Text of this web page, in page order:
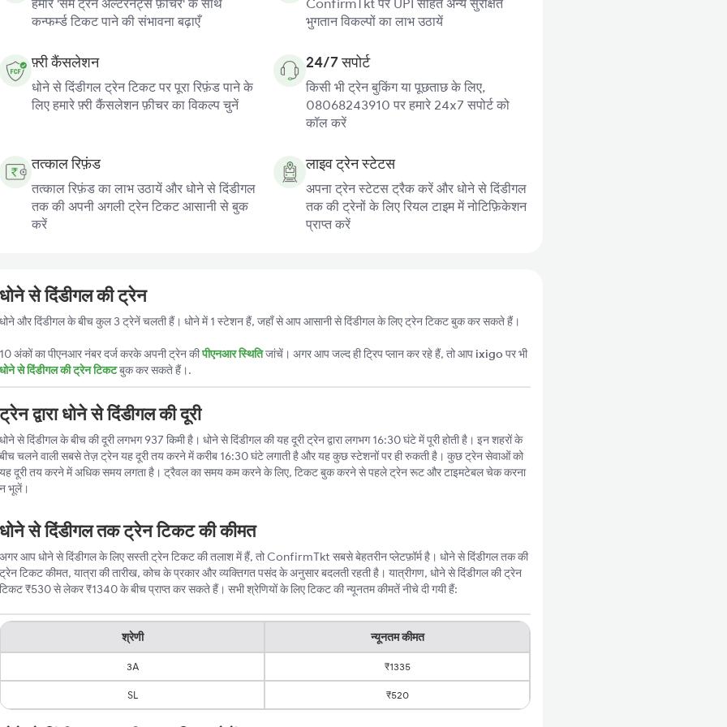
हमारे 'सेम ट्रेन अल्टरनेट्स फ़ीचर' के साथ
कन्फर्म्ड टिकट पाने की संभावना बढ़ाएँ
ConfirmTkt पर UPI सहित अन्य सुरक्षित
भुगतान विकल्पों का लाभ उठायें
फ़्री कैंसलेशन
धोने से दिंडीगल ट्रेन टिकट पर पूरा रिफ़ंड पाने के
लिए हमारे फ़्री कैंसलेशन फ़ीचर का विकल्प चुनें
24/7 सपोर्ट
किसी भी ट्रेन बुकिंग या पूछताछ के लिए,
08068243910 पर हमारे 24x7 सपोर्ट को
कॉल करें
तत्काल रिफ़ंड
तत्काल रिफ़ंड का लाभ उठायें और धोने से दिंडीगल
तक की अपनी अगली ट्रेन टिकट आसानी से बुक
करें
लाइव ट्रेन स्टेटस
अपना ट्रेन स्टेटस ट्रैक करें और धोने से दिंडीगल
तक की ट्रेनों के लिए रियल टाइम में नोटिफ़िकेशन
प्राप्त करें
धोने से दिंडीगल की ट्रेन
धोने और दिंडीगल के बीच कुल 3 ट्रेनें चलती हैं। धोने में 1 स्टेशन हैं, जहाँ से आप आसानी से दिंडीगल के लिए ट्रेन टिकट बुक कर सकते हैं।
10 अंकों का पीएनआर नंबर दर्ज करके अपनी ट्रेन कीपीएनआर स्थितिजांचें। अगर आप जल्द ही ट्रिप प्लान कर रहे हैं, तो आप ixigoपर भी
धोने से दिंडीगल की ट्रेन टिकटबुक कर सकते हैं।.
ट्रेन द्वारा धोने से दिंडीगल की दूरी
धोने से दिंडीगल के बीच की दूरी लगभग 937 किमी है। धोने से दिंडीगल की यह दूरी ट्रेन द्वारा लगभग 16:30 घंटे में पूरी होती है। इन शहरों के
बीच चलने वाली सबसे तेज़ ट्रेन यह दूरी तय करने में करीब 16:30 घंटे लगाती है और यह कुछ स्टेशनों पर ही रुकती है। कुछ ट्रेन सेवाओं को
यह दूरी तय करने में अधिक समय लगता है। ट्रैवल का समय कम करने के लिए, टिकट बुक करने से पहले ट्रेन रूट और टाइमटेबल चेक करना
न भूलें।
धोने से दिंडीगल तक ट्रेन टिकट की कीमत
अगर आप धोने से दिंडीगल के लिए सस्ती ट्रेन टिकट की तलाश में हैं, तो ConfirmTkt सबसे बेहतरीन प्लेटफ़ॉर्म है। धोने से दिंडीगल तक की
ट्रेन टिकट कीमत, यात्रा की तारीख, कोच के प्रकार और व्यक्तिगत पसंद के अनुसार बदलती रहती है। यात्रीगण, धोने से दिंडीगल की ट्रेन
टिकट ₹530 से लेकर ₹1340 के बीच प्राप्त कर सकते हैं। सभी श्रेणियों के लिए टिकट की न्यूनतम कीमतें नीचे दी गयी हैं:
श्रेणी न्यूनतम कीमत
3A ₹1335
SL ₹520